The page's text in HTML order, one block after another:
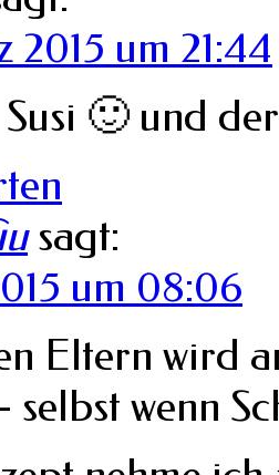
2015 um 21:44
🙂 und
sagt:
um 08:06
Eltern wird
selbst wenn